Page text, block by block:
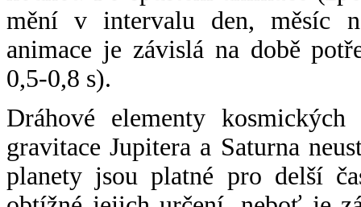
mění v intervalu den, měsíc
animace je závislá na době
0,5-0,8 s).
Dráhové elementy
gravitace Jupitera a Saturna
planety jsou platné pro delší